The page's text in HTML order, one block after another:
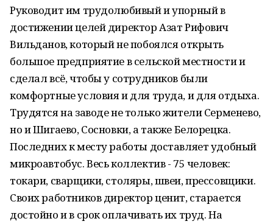
Руководит им трудолюбивый и упорный в
достижении целей директор Азат Рифович
Вильданов, который не побоялся открыть
большое предприятие в сельской местности и
сделал всё, чтобы у сотрудников были
комфортные условия и для труда, и для отдыха.
Трудятся на заводе не только жители Серменево,
но и Шигаево, Сосновки, а также Белорецка.
Последних к месту работы доставляет удобный
микроавтобус. Весь коллектив - 75 человек:
токари, сварщики, столяры, швеи, прессовщики.
Своих работников директор ценит, старается
достойно и в срок оплачивать их труд. На